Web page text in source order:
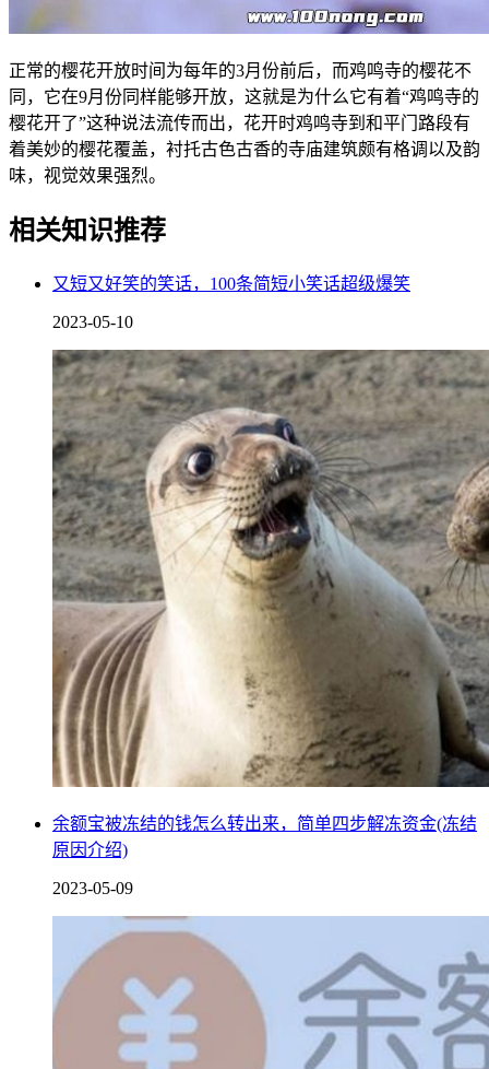
正常的樱花开放时间为每年的3月份前后，而鸡鸣寺的樱花不
同，它在9月份同样能够开放，这就是为什么它有着“鸡鸣寺的
樱花开了”这种说法流传而出，花开时鸡鸣寺到和平门路段有
着美妙的樱花覆盖，衬托古色古香的寺庙建筑颇有格调以及韵
味，视觉效果强烈。
相关知识推荐
又短又好笑的笑话，100条简短小笑话超级爆笑
2023-05-10
余额宝被冻结的钱怎么转出来，简单四步解冻资金(冻结
原因介绍)
2023-05-09